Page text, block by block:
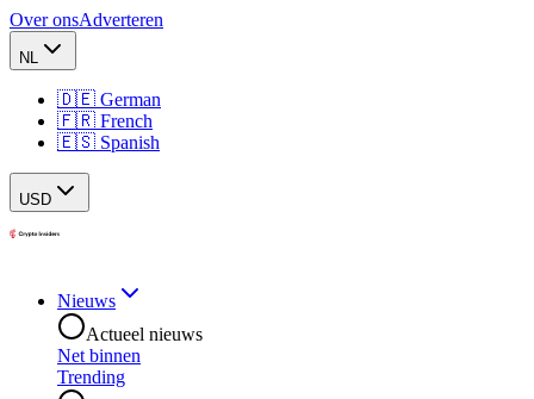
Over onsAdverteren
NL
🇩🇪 German
🇫🇷 French
🇪🇸 Spanish
USD
Nieuws
Actueel nieuws
Net binnen
Trending